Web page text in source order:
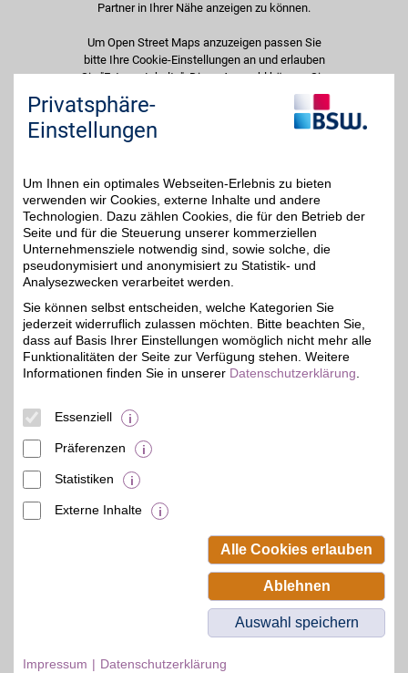
Partner in Ihrer Nähe anzeigen zu können.
Um Open Street Maps anzuzeigen passen Sie
bitte Ihre Cookie-Einstellungen an und erlauben
Sie "Externe Inhalte". Diese Auswahl können Sie
jederzeit über die Cookie-Einstellungen im
unteren Seitenbereich ändern.
Adresse
Erfurter Str. 72
Globus
99095 Erfurt
Filialen in der Nähe
Beamten-Selbsthilfewerk GmbH.
Privatsphäre-
Einstellungen
Um Ihnen ein optimales Webseiten-Erlebnis zu bieten
verwenden wir Cookies, externe Inhalte und andere
Technologien. Dazu zählen Cookies, die für den Betrieb der
Seite und für die Steuerung unserer kommerziellen
Unternehmensziele notwendig sind, sowie solche, die
pseudonymisiert und anonymisiert zu Statistik- und
Analysezwecken verarbeitet werden.
Sie können selbst entscheiden, welche Kategorien Sie
jederzeit widerruflich zulassen möchten. Bitte beachten Sie,
dass auf Basis Ihrer Einstellungen womöglich nicht mehr alle
Funktionalitäten der Seite zur Verfügung stehen. Weitere
Informationen finden Sie in unserer Datenschutzerklärung
Essenziell
Präferenzen
Statistiken
Externe Inhalte
Alle Cookies erlauben
Ablehnen
Auswahl speichern
Impressum Datenschutzerklärung